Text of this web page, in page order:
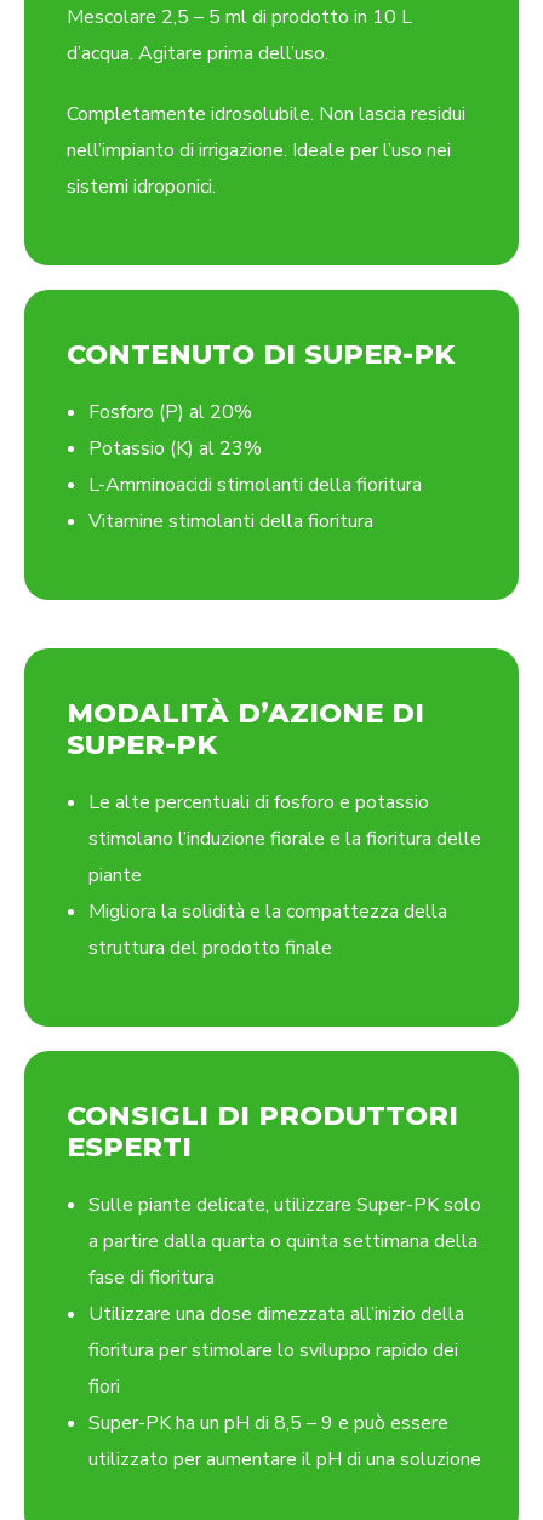
Mescolare 2,5 – 5 ml di prodotto in 10 L
d’acqua. Agitare prima dell’uso.
Completamente idrosolubile. Non lascia residui
nell’impianto di irrigazione. Ideale per l’uso nei
sistemi idroponici.
CONTENUTO DI SUPER-PK
Fosforo (P) al 20%
Potassio (K) al 23%
L-Amminoacidi stimolanti della fioritura
Vitamine stimolanti della fioritura
MODALITÀ D’AZIONE DI
SUPER-PK
Le alte percentuali di fosforo e potassio
stimolano l’induzione fiorale e la fioritura delle
piante
Migliora la solidità e la compattezza della
struttura del prodotto finale
CONSIGLI DI PRODUTTORI
ESPERTI
Sulle piante delicate, utilizzare Super-PK solo
a partire dalla quarta o quinta settimana della
fase di fioritura
Utilizzare una dose dimezzata all’inizio della
fioritura per stimolare lo sviluppo rapido dei
fiori
Super-PK ha un pH di 8,5 – 9 e può essere
utilizzato per aumentare il pH di una soluzione